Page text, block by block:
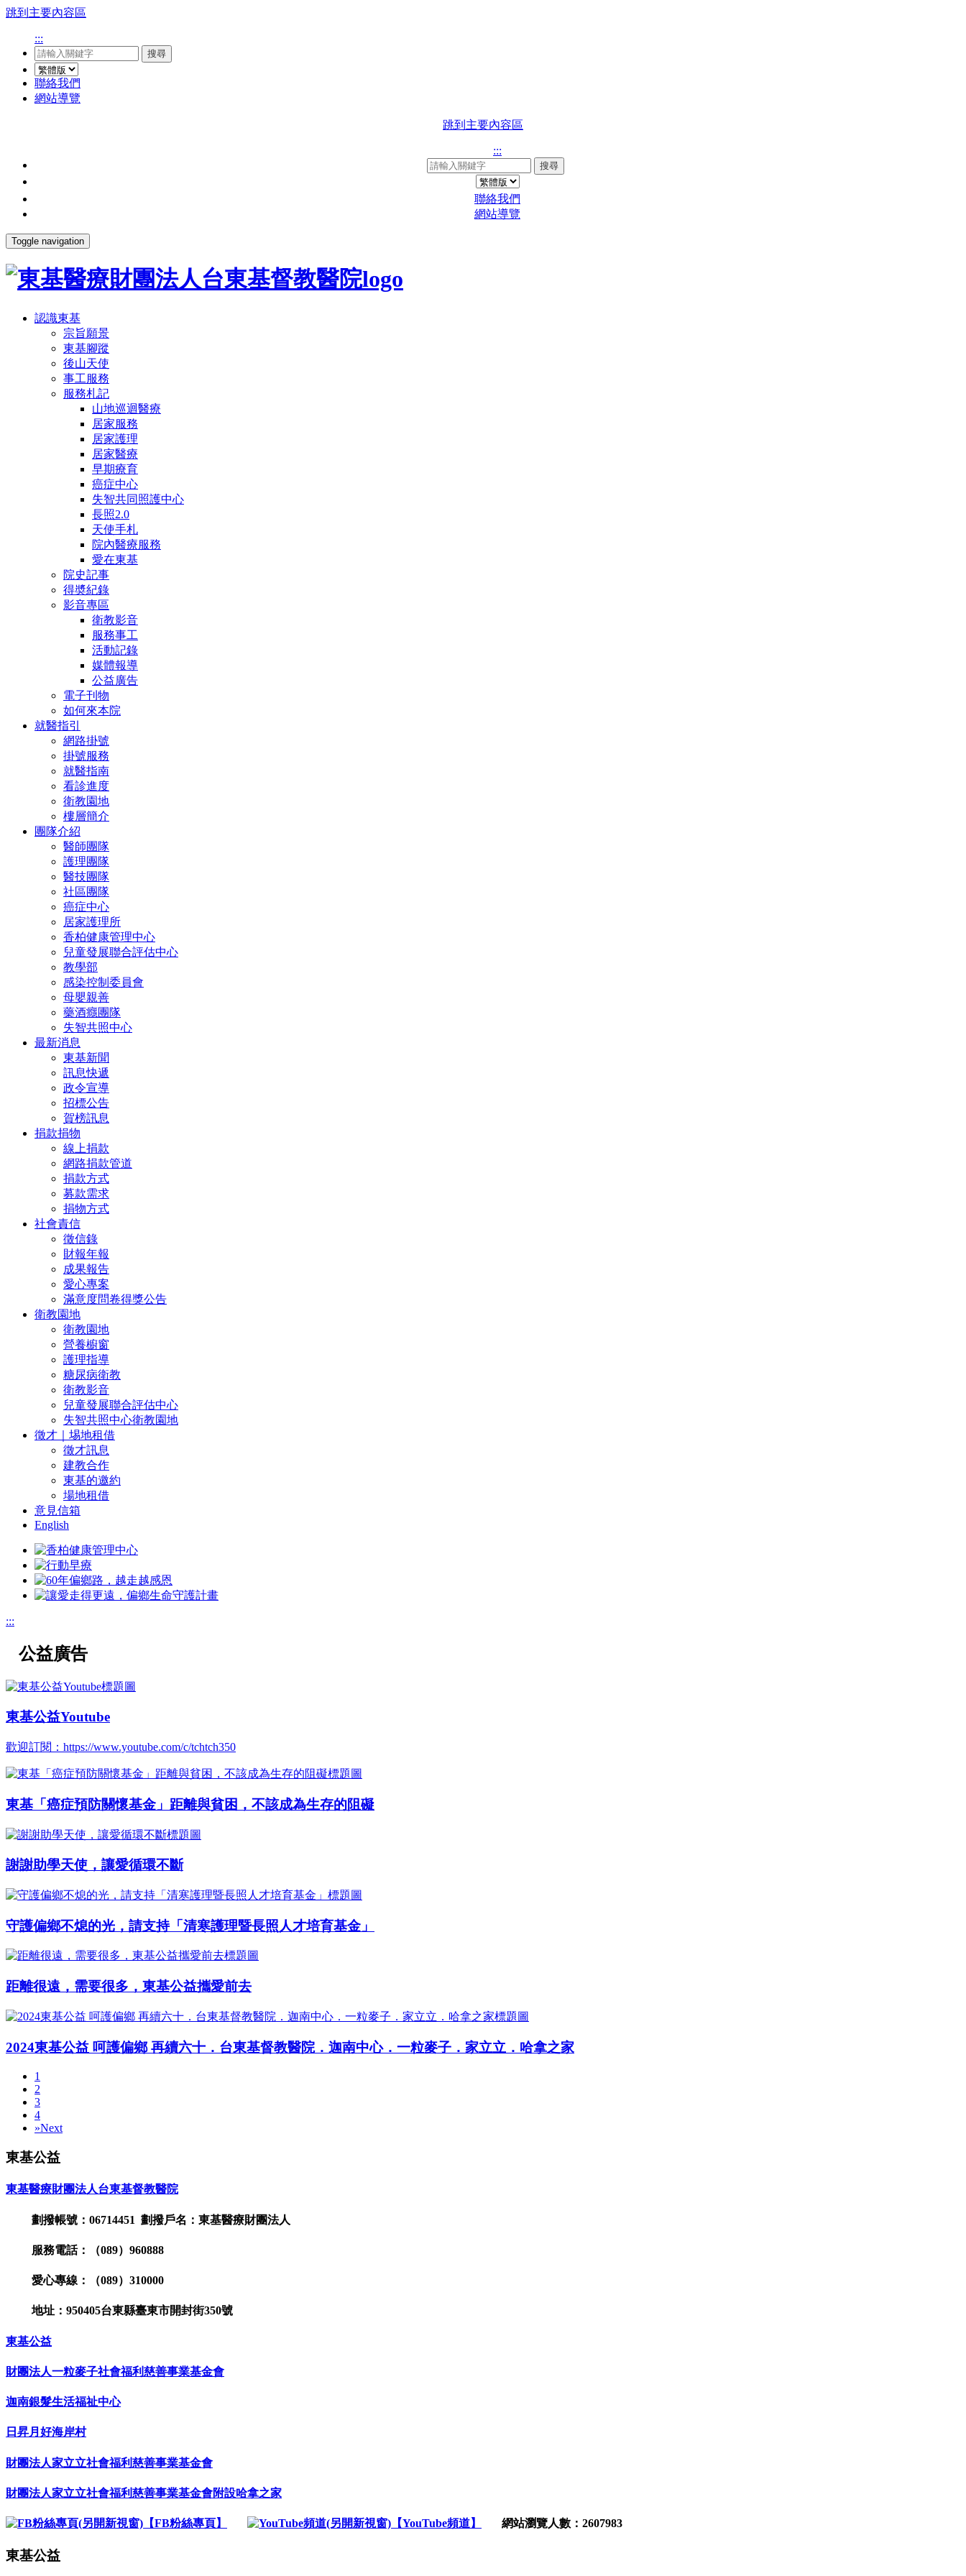
跳到主要內容區
:::
搜尋
聯絡我們
網站導覽
跳到主要內容區
:::
搜尋
聯絡我們
網站導覽
Toggle navigation
認識東基
宗旨願景
東基腳蹤
後山天使
事工服務
服務札記
山地巡迴醫療
居家服務
居家護理
居家醫療
早期療育
癌症中心
失智共同照護中心
長照2.0
天使手札
院內醫療服務
愛在東基
院史記事
得奬紀錄
影音專區
衛教影音
服務事工
活動記錄
媒體報導
公益廣告
電子刊物
如何來本院
就醫指引
網路掛號
掛號服務
就醫指南
看診進度
衛教園地
樓層簡介
團隊介紹
醫師團隊
護理團隊
醫技團隊
社區團隊
癌症中心
居家護理所
香柏健康管理中心
兒童發展聯合評估中心
教學部
感染控制委員會
母嬰親善
藥酒癮團隊
失智共照中心
最新消息
東基新聞
訊息快遞
政令宣導
招標公告
賀榜訊息
捐款捐物
線上捐款
網路捐款管道
捐款方式
募款需求
捐物方式
社會責信
徵信錄
財報年報
成果報告
愛心專案
滿意度問卷得獎公告
衛教園地
衛教園地
營養櫥窗
護理指導
糖尿病衛教
衛教影音
兒童發展聯合評估中心
失智共照中心衛教園地
徵才｜埸地租借
徵才訊息
建教合作
東基的邀約
場地租借
意見信箱
English
:::
公益廣告
東基公益Youtube
歡迎訂閱：https://www.youtube.com/c/tchtch350
東基「癌症預防關懷基金」距離與貧困，不該成為生存的阻礙
謝謝助學天使，讓愛循環不斷
守護偏鄉不熄的光，請支持「清寒護理暨長照人才培育基金」
距離很遠，需要很多，東基公益攜愛前去
2024東基公益 呵護偏鄉 再續六十．台東基督教醫院．迦南中心．一粒麥子．家立立．哈拿之家
1
2
3
4
»Next
東基公益
東基醫療財團法人台東基督教醫院
劃撥帳號：06714451 劃撥戶名：東基醫療財團法人
服務電話：（089）960888
愛心專線：（089）310000
地址：950405台東縣臺東市開封街350號
東基公益
財團法人一粒麥子社會福利慈善事業基金會
迦南銀髮生活福祉中心
日昇月好海岸村
財團法人家立立社會福利慈善事業基金會
財團法人家立立社會福利慈善事業基金會附設哈拿之家
【FB粉絲專頁】 【YouTube頻道】 網站瀏覽人數：2607983
東基公益